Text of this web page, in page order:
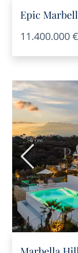
Epic
11.400.000 €
Vorherige